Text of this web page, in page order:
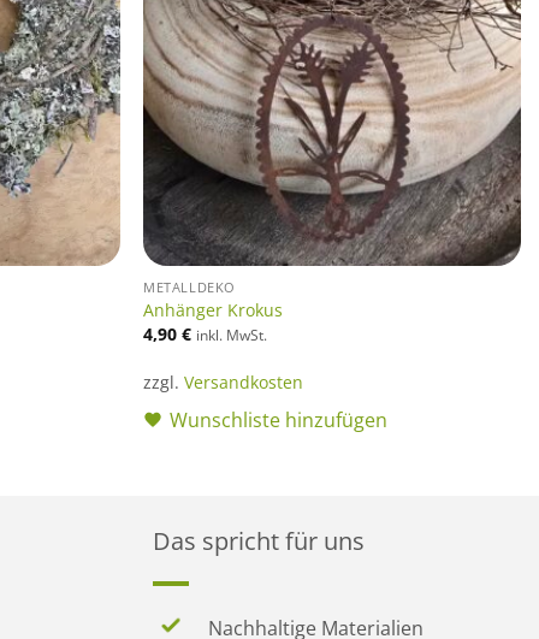
METALLDEKO
Anhänger Krokus
4,90€ inkl. MwSt.
zzgl.Versandkosten
Wunschliste hinzufügen
Das spricht für uns
Nachhaltige Materialien